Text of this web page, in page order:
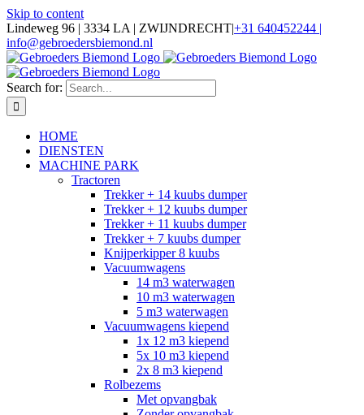
Skip to content
Lindeweg 96 | 3334 LA | ZWIJNDRECHT|+31 640452244 |
info@gebroedersbiemond.nl
Search for:
HOME
DIENSTEN
MACHINE PARK
Tractoren
Trekker + 14 kuubs dumper
Trekker + 12 kuubs dumper
Trekker + 11 kuubs dumper
Trekker + 7 kuubs dumper
Knijperkipper 8 kuubs
Vacuumwagens
14 m3 waterwagen
10 m3 waterwagen
5 m3 waterwagen
Vacuumwagens kiepend
1x 12 m3 kiepend
5x 10 m3 kiepend
2x 8 m3 kiepend
Rolbezems
Met opvangbak